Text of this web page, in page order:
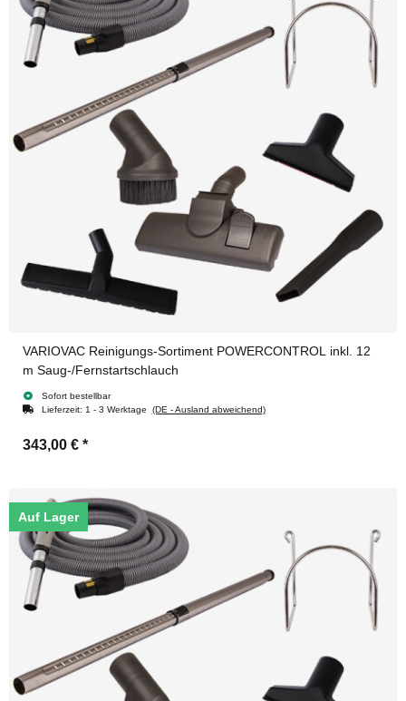
VARIOVAC Reinigungs-Sortiment POWERCONTROL inkl. 12
m Saug-/Fernstartschlauch
Sofort bestellbar
Lieferzeit: 1 - 3 Werktage (DE - Ausland abweichend)
343,00 € *
Auf Lager